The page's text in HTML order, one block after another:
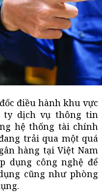
điều hành khu vực
ty dịch vụ thông tin
hệ thống tài chính
trải qua một quá
hàng tại Việt Nam
dụng công nghệ để
cũng như phòng